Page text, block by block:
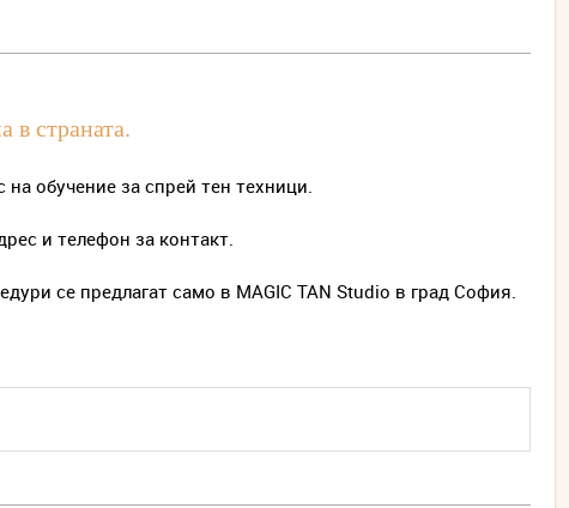
в страната.
обучение за спрей тен техници.
и телефон за контакт.
се предлагат само в MAGIC TAN Studio в град София.